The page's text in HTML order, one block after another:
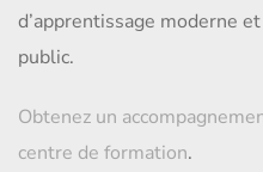
d’apprentissage moderne
public.
Obtenez un
centre de formation.